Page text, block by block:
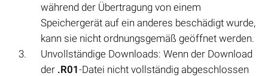
während der Übertragung von einem
Speichergerät auf ein anderes beschädigt wurde,
kann sie nicht ordnungsgemäß geöffnet werden.
Unvollständige Downloads: Wenn der Download
der .R01-Datei nicht vollständig abgeschlossen